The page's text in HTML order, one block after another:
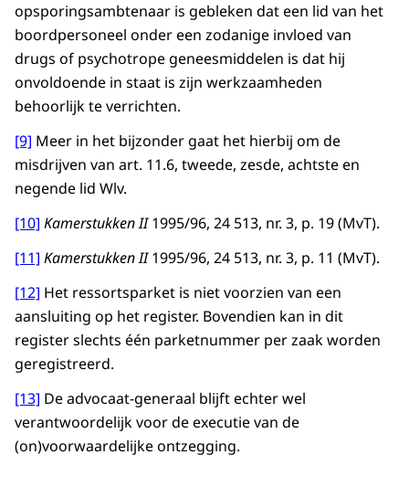
opsporingsambtenaar is gebleken dat een lid van het
boordpersoneel onder een zodanige invloed van
drugs of psychotrope geneesmiddelen is dat hij
onvoldoende in staat is zijn werkzaamheden
behoorlijk te verrichten.
[9] Meer in het bijzonder gaat het hierbij om de
misdrijven van art. 11.6, tweede, zesde, achtste en
negende lid Wlv.
[10] Kamerstukken II1995/96, 24 513, nr. 3, p. 19 (MvT).
[11] Kamerstukken II1995/96, 24 513, nr. 3, p. 11 (MvT).
[12] Het ressortsparket is niet voorzien van een
aansluiting op het register. Bovendien kan in dit
register slechts één parketnummer per zaak worden
geregistreerd.
[13] De advocaat-generaal blijft echter wel
verantwoordelijk voor de executie van de
(on)voorwaardelijke ontzegging.